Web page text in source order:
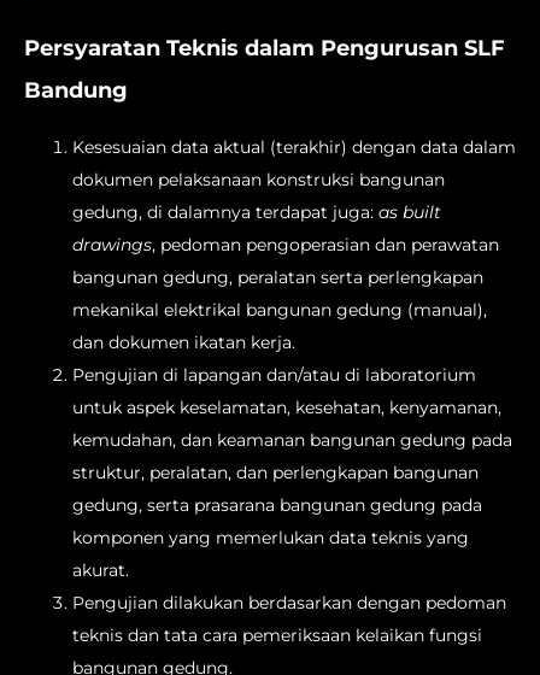
Persyaratan Teknis dalam Pengurusan SLF
Bandung
Kesesuaian data aktual (terakhir) dengan data dalam
dokumen pelaksanaan konstruksi bangunan
gedung, di dalamnya terdapat juga: as built
drawings, pedoman pengoperasian dan perawatan
bangunan gedung, peralatan serta perlengkapan
mekanikal elektrikal bangunan gedung (manual),
dan dokumen ikatan kerja.
Pengujian di lapangan dan/atau di laboratorium
untuk aspek keselamatan, kesehatan, kenyamanan,
kemudahan, dan keamanan bangunan gedung pada
struktur, peralatan, dan perlengkapan bangunan
gedung, serta prasarana bangunan gedung pada
komponen yang memerlukan data teknis yang
akurat.
Pengujian dilakukan berdasarkan dengan pedoman
teknis dan tata cara pemeriksaan kelaikan fungsi
bangunan gedung.